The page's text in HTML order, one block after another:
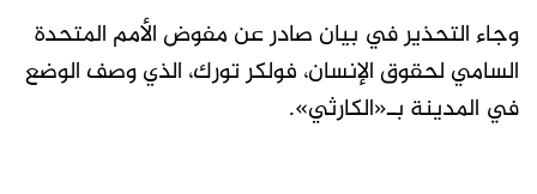
وجاء التحذير في بيان صادر عن مفوض الأمم المتحدة
السامي لحقوق الإنسان، فولكر تورك، الذي وصف الوضع
في المدينة بـ«الكارثي».